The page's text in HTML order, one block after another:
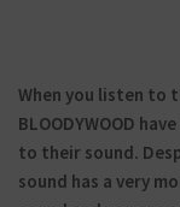
When you listen to
BLOODYWOOD
to their sound.
sound has a very